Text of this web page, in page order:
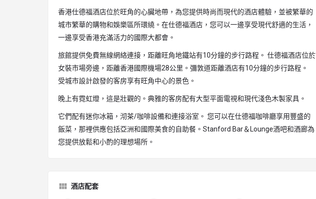
香港仕德福酒店位於旺角的心臟地帶，為您提供時尚而現代的酒店體驗，並被繁華的
城市繁華的購物和娛樂區所環繞。在仕德福酒店，您可以一邊享受現代舒適的生活，
一邊享受香港充滿活力的國際大都會。
旅館提供免費無線網絡連接，距離旺角地鐵站有10分鐘的步行路程。 仕德福酒店位於
女裝市場旁邊，距離香港國際機場28公里。彌敦道距離酒店有10分鐘的步行路程。
受城市設計啟發的客房享有旺角中心的景色。
晚上有霓虹燈，這是壯觀的。典雅的客房配有大型平面電視和現代淺色木製家具。
它們配有迷你冰箱，沏茶/咖啡設備和連接浴室。 您可以在仕德福咖啡廳享用豐盛的
飯菜，那裡供應包括亞洲和國際美食的自助餐。Stanford Bar＆Lounge酒吧和酒廊為
您提供放鬆和小酌的理想場所。
酒店配套